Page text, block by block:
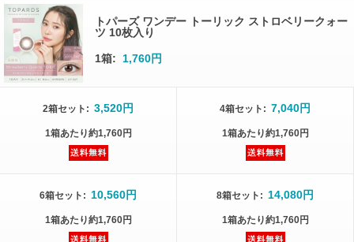
トパーズ ワンデー トーリック ストロベリークォー
ツ 10枚入り
1箱: 1,760円
2箱セット : 3,520円
1箱あたり約1,760円
4箱セット : 7,040円
1箱あたり約1,760円
6箱セット : 10,560円
1箱あたり約1,760円
8箱セット : 14,080円
1箱あたり約1,760円